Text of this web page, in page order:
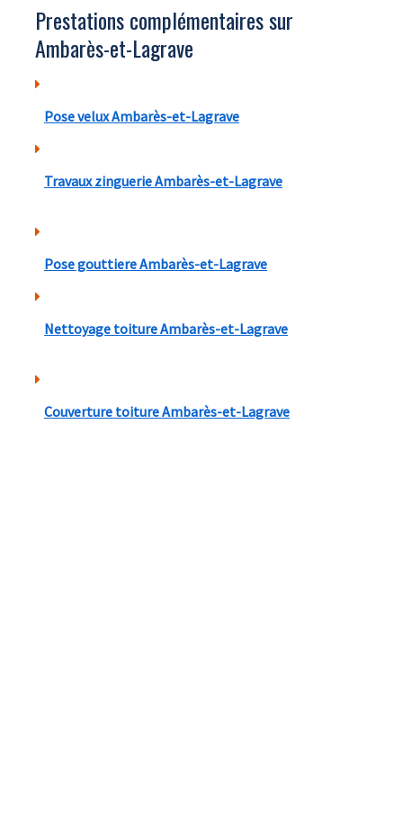
Prestations complémentaires sur
Ambarès-et-Lagrave
Pose velux Ambarès-et-Lagrave
Travaux zinguerie Ambarès-et-Lagrave
Pose gouttiere Ambarès-et-Lagrave
Nettoyage toiture Ambarès-et-Lagrave
Couverture toiture Ambarès-et-Lagrave